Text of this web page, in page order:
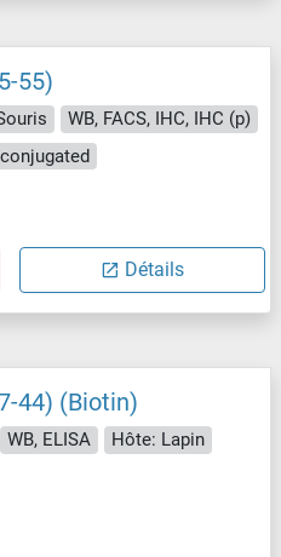
55)
WB, FACS, IHC, IHC (p)
Détails
44) (Biotin)
WB, ELISA
Hôte: Lapin